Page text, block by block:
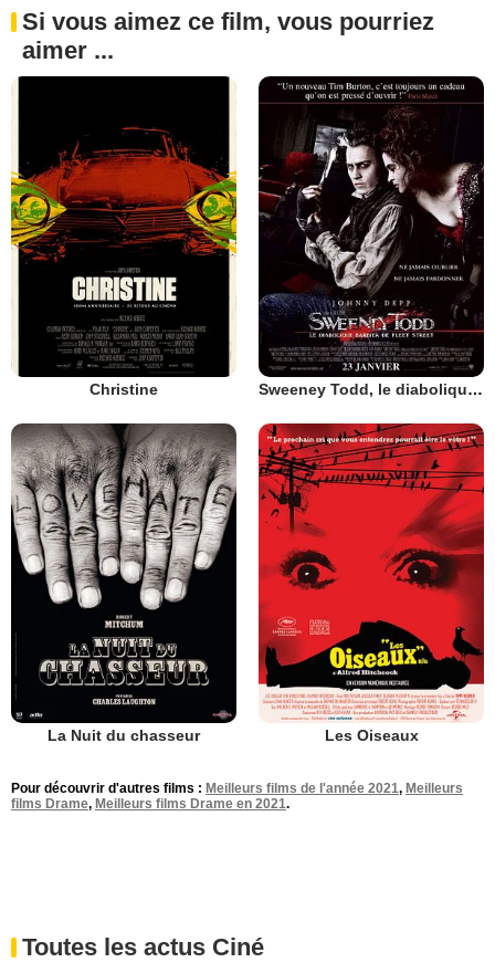
Si vous aimez ce film, vous pourriez
aimer ...
Christine Sweeney Todd, le diabolique barbier de Fleet Street
La Nuit du chasseur Les Oiseaux
Pour découvrir d'autres films : Meilleurs films de l'année 2021, Meilleurs
films Drame, Meilleurs films Drame en 2021.
Toutes les actus Ciné